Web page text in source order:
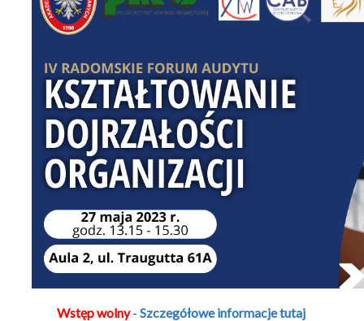
Wstęp wolny- Szczegółowe informacje tutaj